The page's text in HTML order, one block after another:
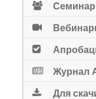
Журнал
Для